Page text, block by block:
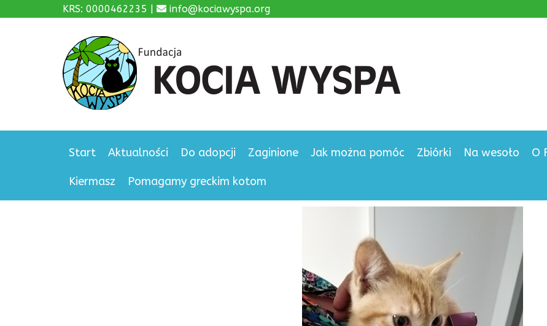
KRS: 0000462235 | info@kociawyspa.org
Start Aktualności Do adopcji Zaginione Jak można pomóc Zbiórki Na wesoło O
Kiermasz Pomagamy greckim kotom